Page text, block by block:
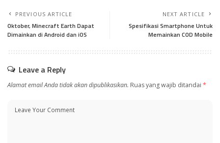
PREVIOUS ARTICLE
Oktober, Minecraft Earth Dapat
Dimainkan di Android dan iOS
NEXT ARTICLE
Spesifikasi Smartphone Untuk
Memainkan COD Mobile
Leave a Reply
Alamat email Anda tidak akan dipublikasikan. Ruas yang wajib ditandai *